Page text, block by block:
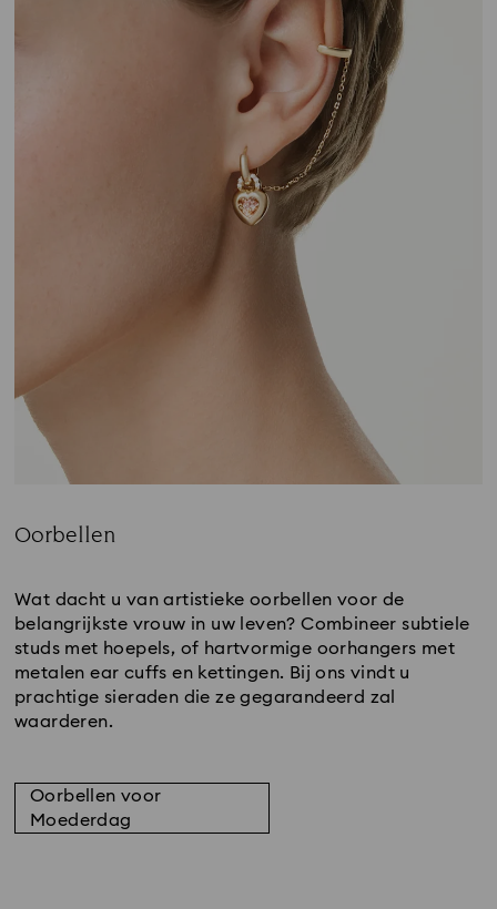
Oorbellen
Wat dacht u van artistieke oorbellen voor de
belangrijkste vrouw in uw leven? Combineer subtiele
studs met hoepels, of hartvormige oorhangers met
metalen ear cuffs en kettingen. Bij ons vindt u
prachtige sieraden die ze gegarandeerd zal
waarderen.
Oorbellen voor
Moederdag